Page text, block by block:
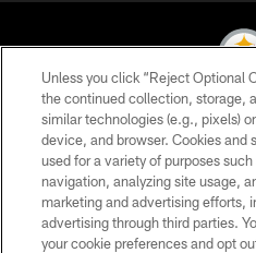
© 2026 Pittsburgh
PRIVACY
TERMS
Unless you click “Reject Optional
the continued collection, storage,
similar technologies (e.g., pixels)
device, and browser. Cookies and
used for a variety of purposes
navigation, analyzing site usage,
marketing and advertising efforts,
advertising through third parties.
your cookie preferences and opt